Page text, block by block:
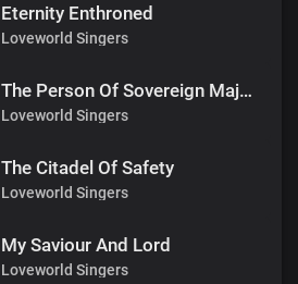
Eternity Enthroned
Loveworld Singers
The Person Of Sovereign Majesty
Loveworld Singers
The Citadel Of Safety
Loveworld Singers
My Saviour And Lord
Loveworld Singers